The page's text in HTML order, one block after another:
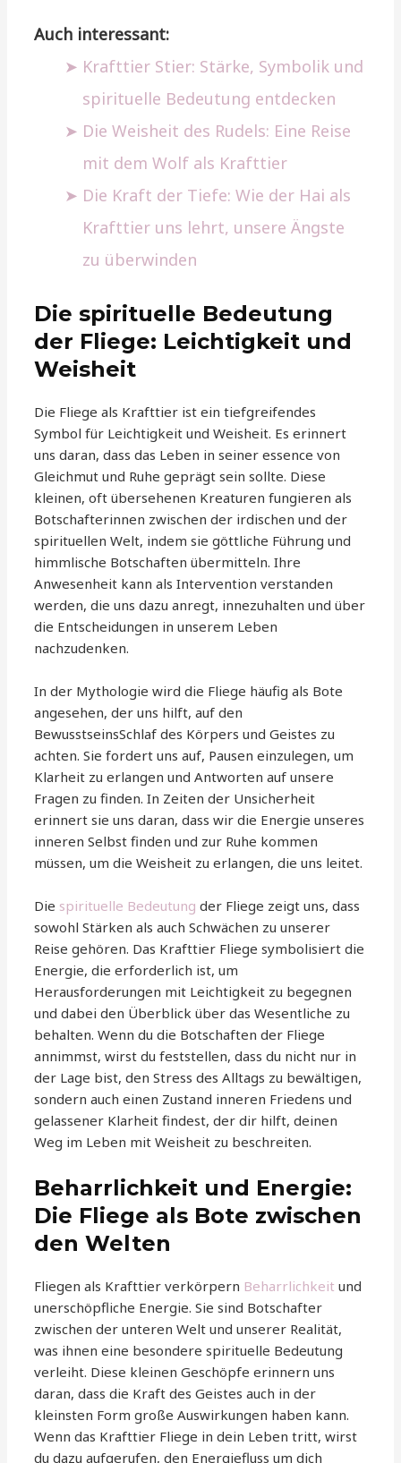
Auch interessant:
Krafttier Stier: Stärke, Symbolik und
spirituelle Bedeutung entdecken
Die Weisheit des Rudels: Eine Reise
mit dem Wolf als Krafttier
Die Kraft der Tiefe: Wie der Hai als
Krafttier uns lehrt, unsere Ängste
zu überwinden
Die spirituelle Bedeutung
der Fliege: Leichtigkeit und
Weisheit
Die Fliege als Krafttier ist ein tiefgreifendes
Symbol für Leichtigkeit und Weisheit. Es erinnert
uns daran, dass das Leben in seiner essence von
Gleichmut und Ruhe geprägt sein sollte. Diese
kleinen, oft übersehenen Kreaturen fungieren als
Botschafterinnen zwischen der irdischen und der
spirituellen Welt, indem sie göttliche Führung und
himmlische Botschaften übermitteln. Ihre
Anwesenheit kann als Intervention verstanden
werden, die uns dazu anregt, innezuhalten und über
die Entscheidungen in unserem Leben
nachzudenken.
In der Mythologie wird die Fliege häufig als Bote
angesehen, der uns hilft, auf den
BewusstseinsSchlaf des Körpers und Geistes zu
achten. Sie fordert uns auf, Pausen einzulegen, um
Klarheit zu erlangen und Antworten auf unsere
Fragen zu finden. In Zeiten der Unsicherheit
erinnert sie uns daran, dass wir die Energie unseres
inneren Selbst finden und zur Ruhe kommen
müssen, um die Weisheit zu erlangen, die uns leitet.
Die spirituelle Bedeutung der Fliege zeigt uns, dass
sowohl Stärken als auch Schwächen zu unserer
Reise gehören. Das Krafttier Fliege symbolisiert die
Energie, die erforderlich ist, um
Herausforderungen mit Leichtigkeit zu begegnen
und dabei den Überblick über das Wesentliche zu
behalten. Wenn du die Botschaften der Fliege
annimmst, wirst du feststellen, dass du nicht nur in
der Lage bist, den Stress des Alltags zu bewältigen,
sondern auch einen Zustand inneren Friedens und
gelassener Klarheit findest, der dir hilft, deinen
Weg im Leben mit Weisheit zu beschreiten.
Beharrlichkeit und Energie:
Die Fliege als Bote zwischen
den Welten
Fliegen als Krafttier verkörpern Beharrlichkeit und
unerschöpfliche Energie. Sie sind Botschafter
zwischen der unteren Welt und unserer Realität,
was ihnen eine besondere spirituelle Bedeutung
verleiht. Diese kleinen Geschöpfe erinnern uns
daran, dass die Kraft des Geistes auch in der
kleinsten Form große Auswirkungen haben kann.
Wenn das Krafttier Fliege in dein Leben tritt, wirst
du dazu aufgerufen, den Energiefluss um dich